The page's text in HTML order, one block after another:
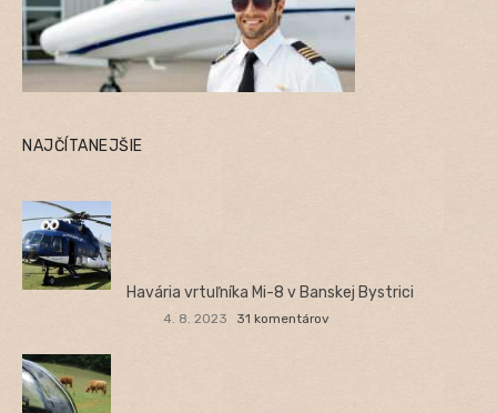
NAJČÍTANEJŠIE
Havária vrtuľníka Mi-8 v Banskej Bystrici
4. 8. 2023 31 komentárov